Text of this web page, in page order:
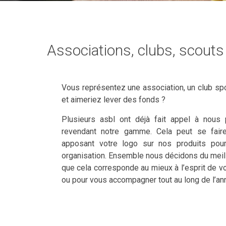
Associations, clubs, scouts
Vous représentez une association, un club
et aimeriez lever des fonds ?
Plusieurs asbl ont déjà fait appel à nous
revendant notre gamme. Cela peut se
apposant votre logo sur nos produits
organisation. Ensemble nous décidons du
que cela corresponde au mieux à l’esprit de
ou pour vous accompagner tout au long de